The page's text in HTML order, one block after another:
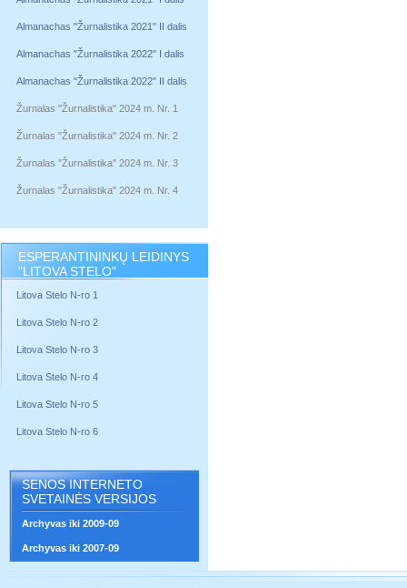
Almanachas "Žurnalistika 2021" II dalis
Almanachas "Žurnalistika 2022" I dalis
Almanachas "Žurnalistika 2022" II dalis
Žurnalas "Žurnalistika" 2024 m. Nr. 1
Žurnalas "Žurnalistika" 2024 m. Nr. 2
Žurnalas "Žurnalistika" 2024 m. Nr. 3
Žurnalas "Žurnalistika" 2024 m. Nr. 4
ESPERANTININKŲ LEIDINYS
"LITOVA STELO"
Litova Stelo N-ro 1
Litova Stelo N-ro 2
Litova Stelo N-ro 3
Litova Stelo N-ro 4
Litova Stelo N-ro 5
Litova Stelo N-ro 6
SENOS INTERNETO
SVETAINĖS VERSIJOS
Archyvas iki 2009-09
Archyvas iki 2007-09